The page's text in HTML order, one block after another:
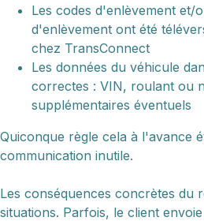
Les codes d'enlèvement et/
d'enlèvement ont été
chez TransConnect
Les données du véhicule
correctes : VIN, roulant ou
supplémentaires éventuels
Quiconque règle cela à l'avance
communication inutile.
Les conséquences concrètes du
situations. Parfois, le client